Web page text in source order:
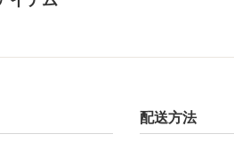
配送方法